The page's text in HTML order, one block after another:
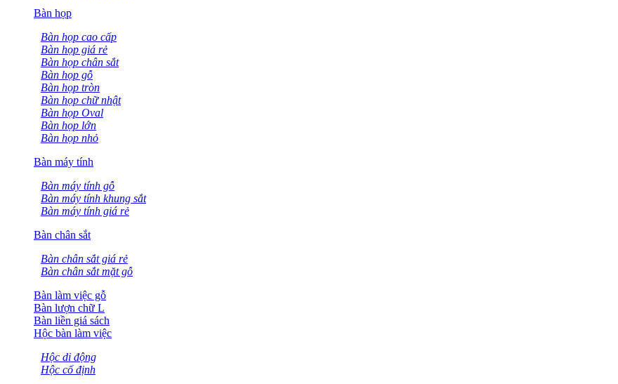
Bàn họp
Bàn họp cao cấp
Bàn họp giá rẻ
Bàn họp chân sắt
Bàn họp gỗ
Bàn họp tròn
Bàn họp chữ nhật
Bàn họp Oval
Bàn họp lớn
Bàn họp nhỏ
Bàn máy tính
Bàn máy tính gỗ
Bàn máy tính khung sắt
Bàn máy tính giá rẻ
Bàn chân sắt
Bàn chân sắt giá rẻ
Bàn chân sắt mặt gỗ
Bàn làm việc gỗ
Bàn lượn chữ L
Bàn liền giá sách
Hộc bàn làm việc
Hộc di động
Hộc cố định